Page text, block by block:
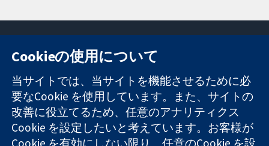
信頼できるエビ
デンスと
情報に基づく意
思決定により
11-13 Cavendish
Square
London
W1G 0AN
United Kingdom
お問い合わせ
ニュース
広報
コクランにつ
いて
採用
Cookieの使用について
当サイトでは、当サイトを機能させるために必
要なCookie を使用しています。また、サイトの
改善に役立てるため、任意のアナリティクス
Cookie を設定したいと考えています。お客様が
Cookie を有効にしない限り、任意のCookie を設